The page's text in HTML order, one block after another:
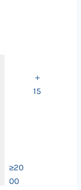
＋
15
≥20
00